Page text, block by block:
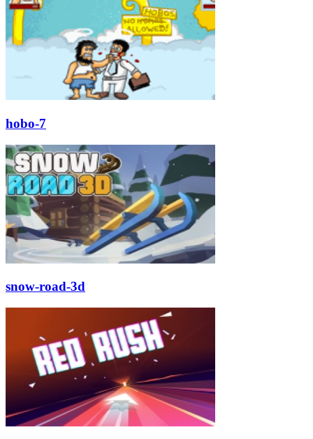
hobo-7
snow-road-3d